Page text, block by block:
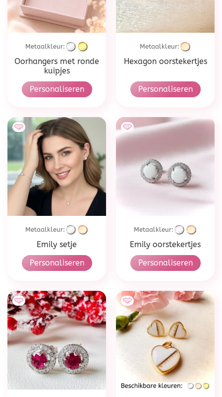
Metaalkleur:
Oorhangers met ronde
kuipjes
Personaliseren
Metaalkleur:
Hexagon oorstekertjes
Personaliseren
Metaalkleur:
Emily setje
Personaliseren
Metaalkleur:
Emily oorstekertjes
Personaliseren